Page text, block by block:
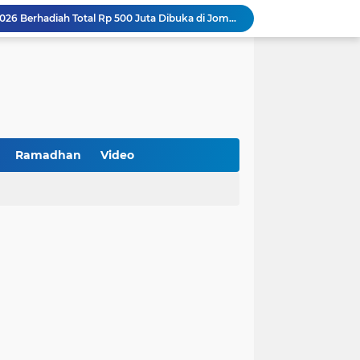
Turnamen PKDI Cup II 2026 Berhadiah Total Rp 500 Juta Dibuka di Jombang, Ketua PKDI Jatim Syaifullah Mahdi: Ajang Silaturrahmi dan Media Komunikasi Antar-Kades untuk Memajukan Desa
Kemerdekaan
Kemenkop Tekankan Peran Strategis Manajer dalam Menentukan Keberhasilan KDKMP
Ramadhan Video